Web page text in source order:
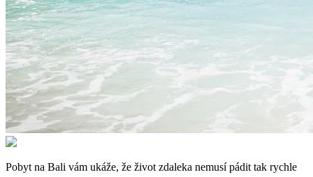
Pobyt na Bali vám ukáže, že život zdaleka nemusí pádit tak rychle